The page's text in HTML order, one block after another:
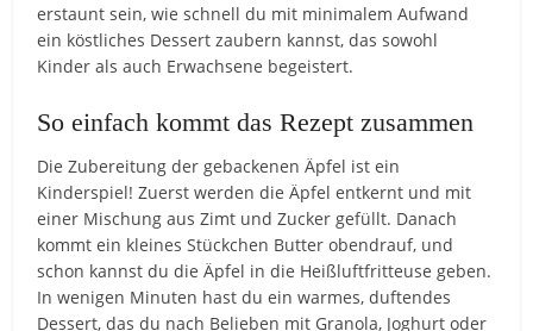
erstaunt sein, wie schnell du mit minimalem Aufwand
ein köstliches Dessert zaubern kannst, das sowohl
Kinder als auch Erwachsene begeistert.
So einfach kommt das Rezept zusammen
Die Zubereitung der gebackenen Äpfel ist ein
Kinderspiel! Zuerst werden die Äpfel entkernt und mit
einer Mischung aus Zimt und Zucker gefüllt. Danach
kommt ein kleines Stückchen Butter obendrauf, und
schon kannst du die Äpfel in die Heißluftfritteuse geben.
In wenigen Minuten hast du ein warmes, duftendes
Dessert, das du nach Belieben mit Granola, Joghurt oder